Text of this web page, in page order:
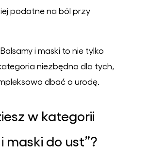
podatne na ból przy
i maski to nie tylko
niezbędna dla tych,
dbać o urodę.
w kategorii
maski do ust”?